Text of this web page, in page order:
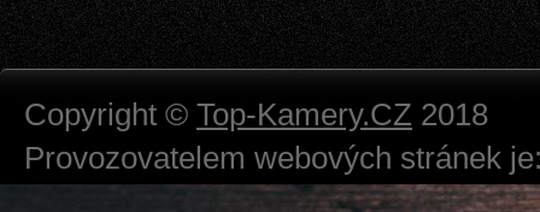
Copyright © Top-Kamery.CZ 2018
Provozovatelem webových stránek